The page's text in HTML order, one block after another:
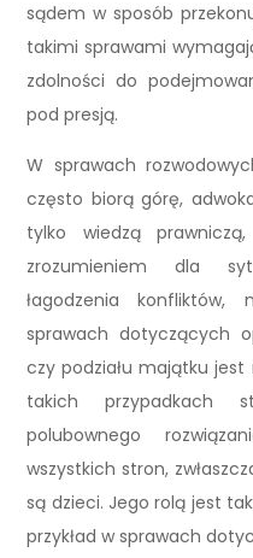
sądem w sposób
takimi sprawami
zdolności do
pod presją.
W sprawach
często biorą górę,
tylko wiedzą
zrozumieniem dla
łagodzenia konfliktów,
sprawach dotyczących
czy podziału majątku
takich przypadkach
polubownego
wszystkich stron,
są dzieci. Jego rolą jest
przykład w sprawach